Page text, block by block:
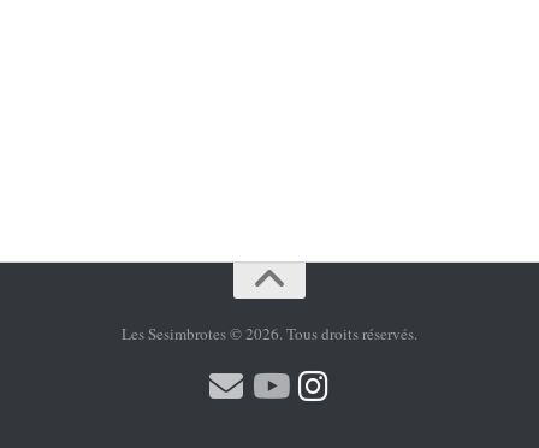
Les Sesimbrotes © 2026. Tous droits réservés.